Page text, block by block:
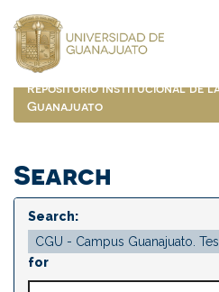
navigation
Repositorio Institucional de
Guanajuato
Search
Search:
for